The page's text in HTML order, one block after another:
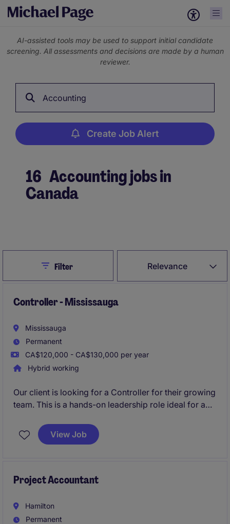
AI-assisted tools may be used to support initial candidate
screening. All assessments and decisions are made by a human
reviewer.
Accounting
Create Job Alert
16 Accounting jobs in
Canada
Relevance
CloseFilter
Controller - Mississauga
Mississauga
Permanent
CA$120,000 - CA$130,000 per year
Hybrid working
Our client is looking for a Controller for their growing
team. This is a hands-on leadership role ideal for a
who thrives in a project-driven environment and
enjoys partnering closely with operations and
View Job
Project Accountant
Hamilton
Permanent